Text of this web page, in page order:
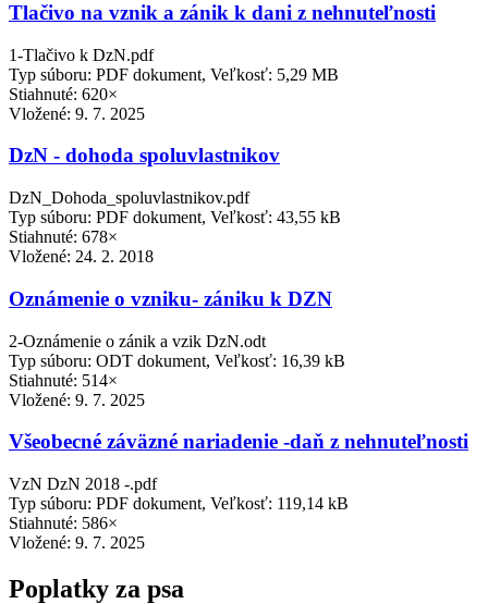
Tlačivo na vznik a zánik k dani z nehnuteľnosti
1-Tlačivo k DzN.pdf
Typ súboru: PDF dokument, Veľkosť: 5,29 MB
Stiahnuté: 620×
Vložené: 9. 7. 2025
DzN - dohoda spoluvlastnikov
DzN_Dohoda_spoluvlastnikov.pdf
Typ súboru: PDF dokument, Veľkosť: 43,55 kB
Stiahnuté: 678×
Vložené: 24. 2. 2018
Oznámenie o vzniku- zániku k DZN
2-Oznámenie o zánik a vzik DzN.odt
Typ súboru: ODT dokument, Veľkosť: 16,39 kB
Stiahnuté: 514×
Vložené: 9. 7. 2025
Všeobecné záväzné nariadenie -daň z nehnuteľnosti
VzN DzN 2018 -.pdf
Typ súboru: PDF dokument, Veľkosť: 119,14 kB
Stiahnuté: 586×
Vložené: 9. 7. 2025
Poplatky za psa